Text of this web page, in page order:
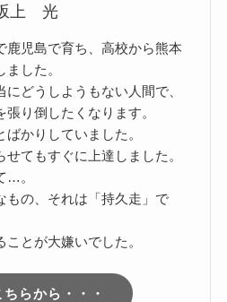
上 光
鹿児島で育ち、高校から熊本
した。
どうしようもない人間で、
り倒したくなります。
かりしていました。
てもすぐに上達しました。
…。
もの、それは「持久走」で
とが大嫌いでした。
らから・・・